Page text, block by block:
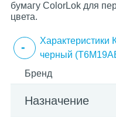
бумагу ColorLok для
цвета.
Характеристики
черный
Бренд
Назначение